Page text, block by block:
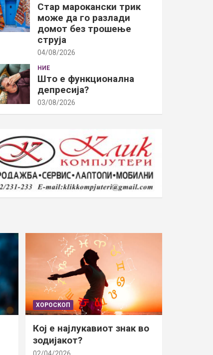
Стар марокански трик
може да го разлади
домот без трошење
струја
04/08/2026
НИЕ
Што е функционална
депресија?
03/08/2026
ХОРОСКОП
Кој е најлукавиот знак во
зодијакот?